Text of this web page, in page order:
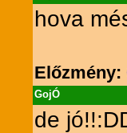
hova
Előzmény:
GojÓ
de